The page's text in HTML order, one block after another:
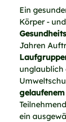
Ein
Körper - und
Jahren
unglaublich
ein